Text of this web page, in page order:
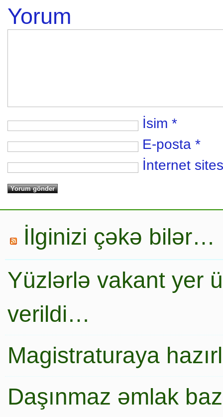
Yorum
İsim *
E-posta *
İnternet
İlginizi çəkə bilər…
Yüzlərlə vakant yer
verildi…
Magistraturaya
Daşınmaz əmlak